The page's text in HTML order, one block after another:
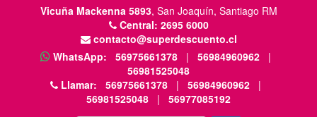
Vicuña Mackenna 5893, San Joaquín, Santiago RM
Central: 2695 6000
contacto@superdescuento.cl
WhatsApp:
56975661378 | 56984960962
|
56981525048
Llamar:
56975661378 | 56984960962
|
56981525048
| 56977085192